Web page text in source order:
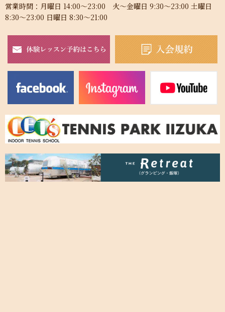
営業時間：月曜日 14:00～23:00 火～金曜日 9:30～23:00 土曜日
8:30～23:00 日曜日 8:30～21:00